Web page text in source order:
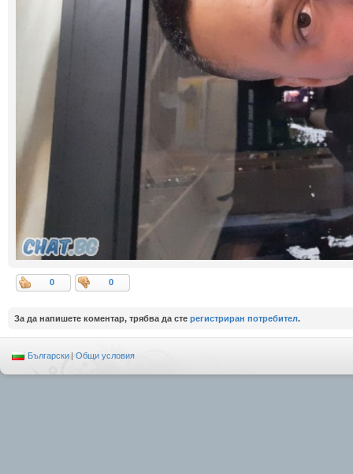
0 0
За да напишете коментар, трябва да сте регистриран потребител.
Български | Общи условия